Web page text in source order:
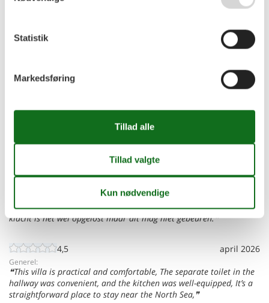
Vores gæstevurderinger
4,2
44 eksterne vurderinger
juli 2026
Prachtig aangelegd park met mooie huisjes, vlak bij het strand.
Helemaal top MAAR het huis was onhygiënisch! De toiletten waren
de sauna was smerig, veel slierten stof, terras niet geveegd,
stopcontacten vol stof en niet kindveilig zoals beloofd. Na een
klacht is het wel opgelost maar dit mag niet gebeuren.
4,5 april 2026
Generel:
This villa is practical and comfortable, The separate toilet in the
hallway was convenient, and the kitchen was well-equipped, It’s a
straightforward place to stay near the North Sea,
Statistik
Markedsføring